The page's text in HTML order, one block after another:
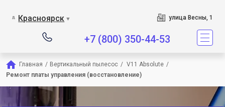
Красноярск ▼ улица Весны, 1
+7 (800) 350-44-53
Главная / Вертикальный пылесос / V11 Absolute /
Ремонт платы управления (восстановление)